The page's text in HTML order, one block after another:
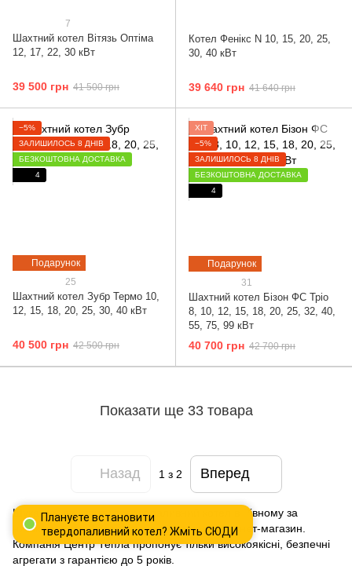
7
Шахтний котел Вітязь Оптіма
12, 17, 22, 30 кВт
39 500 грн 41 500 грн
Котел Фенікс N 10, 15, 20, 25,
30, 40 кВт
39 640 грн 41 640 грн
Подарунок
−5%
ЗАЛИШИЛОСЬ 8 ДНІВ
БЕЗКОШТОВНА ДОСТАВКА
4
25
Шахтний котел Зубр Термо 10,
12, 15, 18, 20, 25, 30, 40 кВт
40 500 грн 42 500 грн
Подарунок
ХІТ
−5%
ЗАЛИШИЛОСЬ 8 ДНІВ
БЕЗКОШТОВНА ДОСТАВКА
4
31
Шахтний котел Бізон ФС Тріо
8, 10, 12, 15, 18, 20, 25, 32, 40,
55, 75, 99 кВт
40 700 грн 42 700 грн
Показати ще 33 товара
Назад 1 з 2 Вперед
Плануєте встановити
твердопаливний котел? Жміть СЮДИ
Шукаєте, де купити твердопаливний котел в Рівному за
низькою ціною? Зверніть увагу на наш інтернет-магазин.
Компанія Центр Тепла пропонує тільки високоякісні, безпечні
агрегати з гарантією до 5 років.